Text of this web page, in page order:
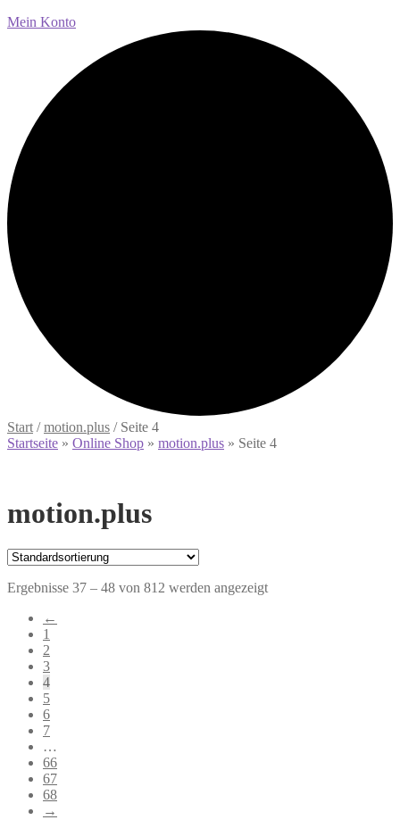
Mein Konto
Start /motion.plus / Seite 4
Startseite » Online Shop » motion.plus » Seite 4
motion.plus
Ergebnisse 37 – 48 von 812 werden angezeigt
←
1
2
3
4
5
6
7
…
66
67
68
→